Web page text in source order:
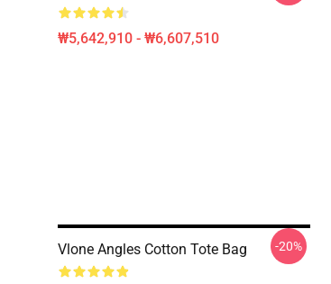
₩5,642,910 - ₩6,607,510
Vlone Angles Cotton Tote Bag -20%